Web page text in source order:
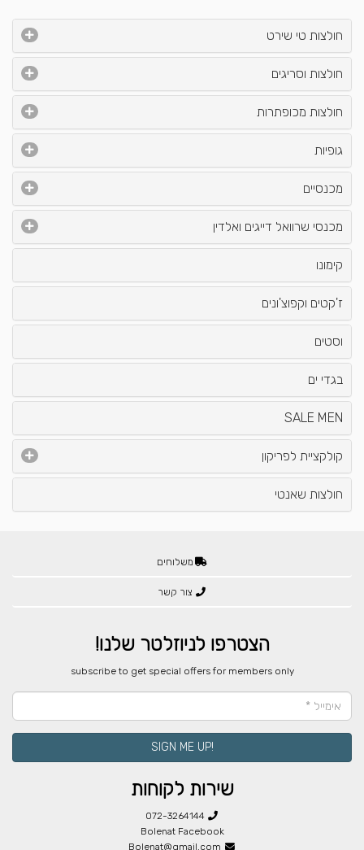
חולצות טי שירט
חולצות וסריגים
חולצות מכופתרות
גופיות
מכנסיים
מכנסי שרוואל דייגים ואלדין
קימונו
ז'קטים וקפוצ'ונים
וסטים
בגדי ים
SALE MEN
קולקציית לפריקון
חולצות שאנטי
משלוחים
צור קשר
הצטרפו לניוזלטר שלנו!
​subscribe to get special offers for members only
!SIGN ME UP
שירות לקוחות
072-3264144
Bolenat Facebook
Bolenat@gmail.com